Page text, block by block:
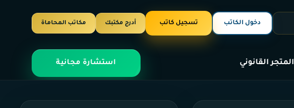
دخول الكاتب تسجيل كاتب أدرج مكتبك مكاتب المحاماة
المتجر القانوني استشارة مجانية